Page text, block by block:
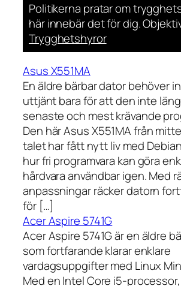
Politikerna pratar om
här innebär det för dig.
Trygghetshyror
Asus X551MA
En äldre bärbar dator behöver
uttjänt bara för att den inte
senaste och mest krävande
Den här Asus X551MA från
talet har fått nytt liv med
hur fri programvara kan göra
hårdvara användbar igen. Med
anpassningar räcker datorn
för […]
Acer Aspire 5741G
Acer Aspire 5741G är en äldre
som fortfarande klarar enklare
vardagsuppgifter med Linux Mint
Med en Intel Core i5-